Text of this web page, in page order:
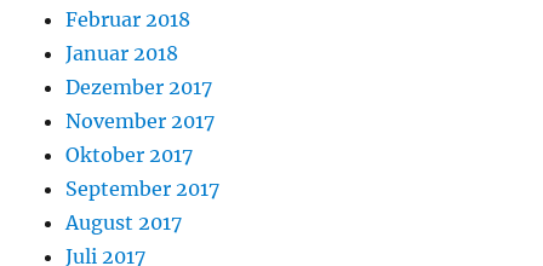
Februar 2018
Januar 2018
Dezember 2017
November 2017
Oktober 2017
September 2017
August 2017
Juli 2017